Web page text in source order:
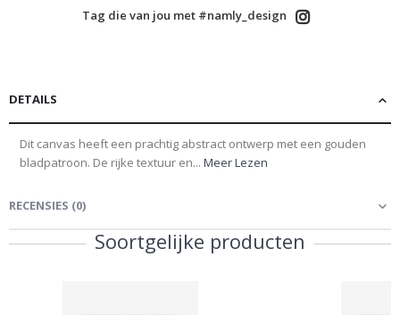
Tag die van jou met #namly_design
DETAILS
Dit canvas heeft een prachtig abstract ontwerp met een gouden
bladpatroon. De rijke textuur en... Meer Lezen
RECENSIES (0)
Soortgelijke producten